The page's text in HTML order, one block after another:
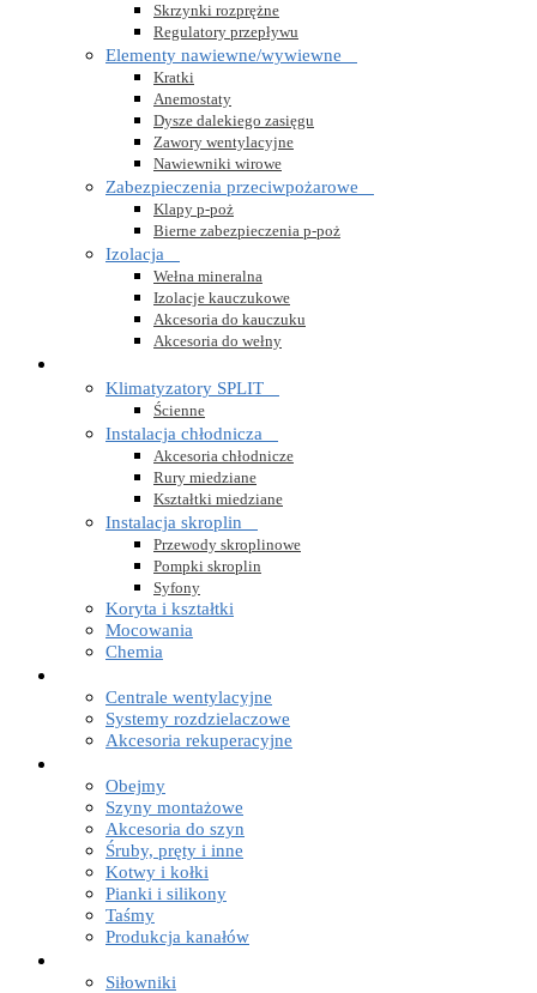
Skrzynki rozprężne
Regulatory przepływu
Elementy nawiewne/wywiewne
Kratki
Anemostaty
Dysze dalekiego zasięgu
Zawory wentylacyjne
Nawiewniki wirowe
Zabezpieczenia przeciwpożarowe
Klapy p-poż
Bierne zabezpieczenia p-poż
Izolacja
Wełna mineralna
Izolacje kauczukowe
Akcesoria do kauczuku
Akcesoria do wełny
Klimatyzatory SPLIT
Ścienne
Instalacja chłodnicza
Akcesoria chłodnicze
Rury miedziane
Kształtki miedziane
Instalacja skroplin
Przewody skroplinowe
Pompki skroplin
Syfony
Koryta i kształtki
Mocowania
Chemia
Centrale wentylacyjne
Systemy rozdzielaczowe
Akcesoria rekuperacyjne
Obejmy
Szyny montażowe
Akcesoria do szyn
Śruby, pręty i inne
Kotwy i kołki
Pianki i silikony
Taśmy
Produkcja kanałów
Siłowniki